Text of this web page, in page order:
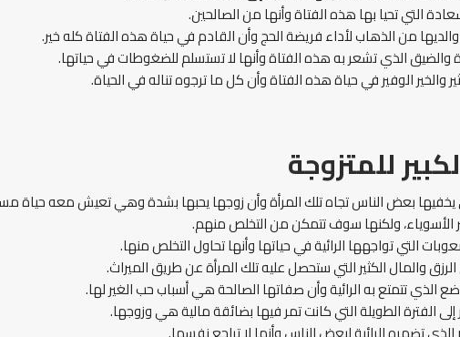
التي تحيا بها هذه الفتاة وأنها من الصالحين.
من الذهاب لأداء فريضة الحج وأن القادم في حياة هذه الفتاة كله خير.
والضيق الذي تشعر به هذه الفتاة وأنها لا تستسلم للضغوطات في حياتها.
والخير الوفير في حياة هذه الفتاة وأن كل ما ترجوه تناله في الحياة.
للمتزوجة
يخفيها بعض الناس تجاه تلك المرأة وأن زوجها يحبها بشدة وهي تعيش معه حياة
ولكنها سوف تتمكن من التخلص منهم.
التي تواجهها الرائية في حياتها وأنها تحاول التخلص منها.
والمال الكثير التي ستحصل عليه تلك المرأة عن طريق الميراث.
الذي تتمتع به الرائية وأن صفاتها الصالحة هي أسباب حب الغير لها.
إلى الفترة الطويلة التي كانت تمر فيها بضائقة مالية هي وزوجها.